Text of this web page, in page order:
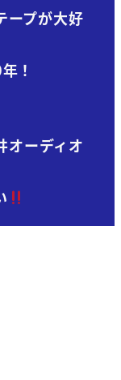
ープが大好
！
オーディオ